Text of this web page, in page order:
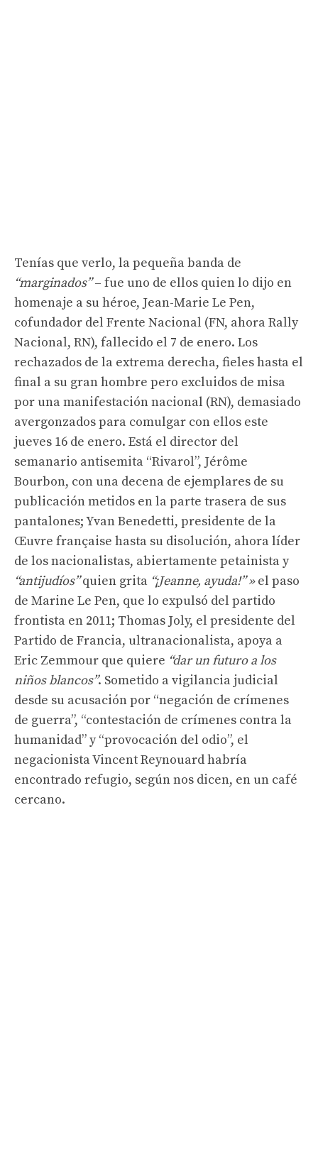
Tenías que verlo, la pequeña banda de
“marginados”– fue uno de ellos quien lo dijo en
homenaje a su héroe, Jean-Marie Le Pen,
cofundador del Frente Nacional (FN, ahora Rally
Nacional, RN), fallecido el 7 de enero. Los
rechazados de la extrema derecha, fieles hasta el
final a su gran hombre pero excluidos de misa
por una manifestación nacional (RN), demasiado
avergonzados para comulgar con ellos este
jueves 16 de enero. Está el director del
semanario antisemita “Rivarol”, Jérôme
Bourbon, con una decena de ejemplares de su
publicación metidos en la parte trasera de sus
pantalones; Yvan Benedetti, presidente de la
Œuvre française hasta su disolución, ahora líder
de los nacionalistas, abiertamente petainista y
“antijudíos”quien grita “¡Jeanne, ayuda!” »el paso
de Marine Le Pen, que lo expulsó del partido
frontista en 2011; Thomas Joly, el presidente del
Partido de Francia, ultranacionalista, apoya a
Eric Zemmour que quiere “dar un futuro a los
niños blancos”. Sometido a vigilancia judicial
desde su acusación por “negación de crímenes
de guerra”, “contestación de crímenes contra la
humanidad” y “provocación del odio”, el
negacionista Vincent Reynouard habría
encontrado refugio, según nos dicen, en un café
cercano.